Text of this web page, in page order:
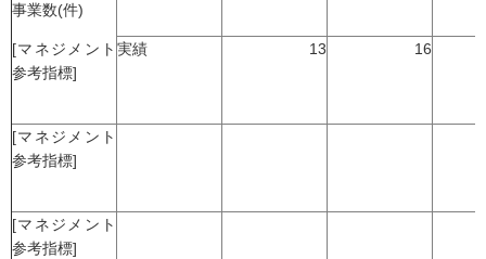
事業数(件)
[マネジメント
参考指標]
実績 13 16
[マネジメント
参考指標]
[マネジメント
参考指標]